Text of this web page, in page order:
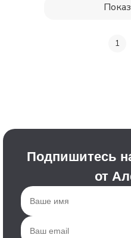
1
Подпишитесь
от